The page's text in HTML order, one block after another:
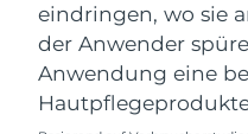
eindringen, wo sie
der Anwender
Anwendung eine